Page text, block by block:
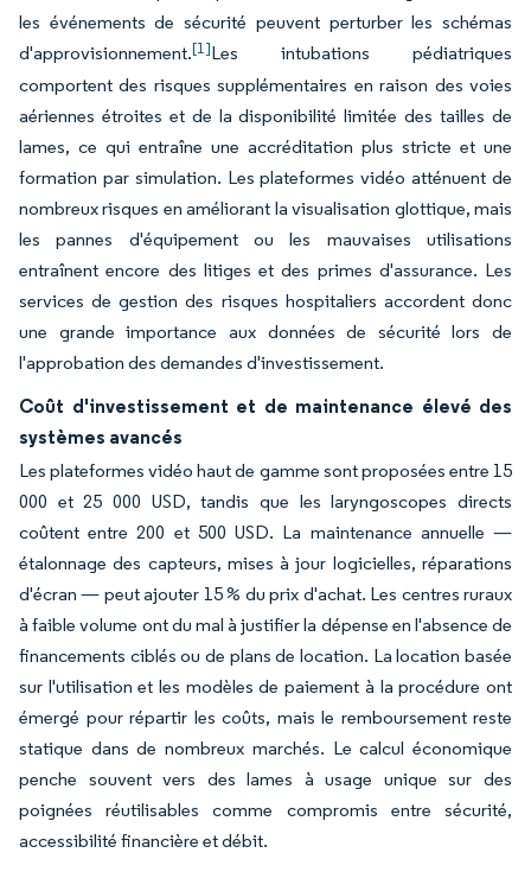
les événements de sécurité peuvent perturber les schémas
d'approvisionnement.[1]Les intubations pédiatriques
comportent des risques supplémentaires en raison des voies
aériennes étroites et de la disponibilité limitée des tailles de
lames, ce qui entraîne une accréditation plus stricte et une
formation par simulation. Les plateformes vidéo atténuent de
nombreux risques en améliorant la visualisation glottique, mais
les pannes d'équipement ou les mauvaises utilisations
entraînent encore des litiges et des primes d'assurance. Les
services de gestion des risques hospitaliers accordent donc
une grande importance aux données de sécurité lors de
l'approbation des demandes d'investissement.
Coût d'investissement et de maintenance élevé des
systèmes avancés
Les plateformes vidéo haut de gamme sont proposées entre 15
000 et 25 000 USD, tandis que les laryngoscopes directs
coûtent entre 200 et 500 USD. La maintenance annuelle —
étalonnage des capteurs, mises à jour logicielles, réparations
d'écran — peut ajouter 15 % du prix d'achat. Les centres ruraux
à faible volume ont du mal à justifier la dépense en l'absence de
financements ciblés ou de plans de location. La location basée
sur l'utilisation et les modèles de paiement à la procédure ont
émergé pour répartir les coûts, mais le remboursement reste
statique dans de nombreux marchés. Le calcul économique
penche souvent vers des lames à usage unique sur des
poignées réutilisables comme compromis entre sécurité,
accessibilité financière et débit.